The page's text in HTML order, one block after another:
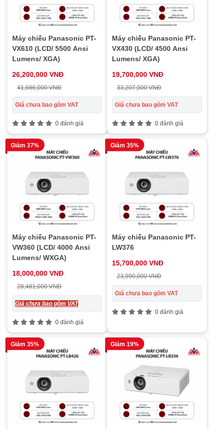
Máy chiếu Panasonic PT-
VX610 (LCD/ 5500 Ansi
Lumens/ XGA)
26,200,000 VNĐ
41,686,000 VNĐ
Giá chưa bao gồm VAT
0 đánh giá
Máy chiếu Panasonic PT-
VX430 (LCD/ 4500 Ansi
Lumens/ XGA)
19,700,000 VNĐ
33,207,000 VNĐ
Giá chưa bao gồm VAT
0 đánh giá
Giảm 37%
Máy chiếu Panasonic PT-
VW360 (LCD/ 4000 Ansi
Lumens/ WXGA)
18,000,000 VNĐ
28,481,000 VNĐ
Giá chưa bao gồm VAT
0 đánh giá
Giảm 35%
Máy chiếu Panasonic PT-
LW376
15,700,000 VNĐ
23,990,000 VNĐ
Giá chưa bao gồm VAT
0 đánh giá
Giảm 35% Giảm 19%